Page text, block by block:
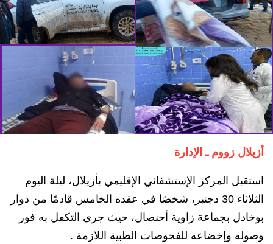
أزيلال زووم ـ الإدارة
استقبل المركز الإستشفائي الإقليمي بأزيلال، ليلة اليوم
الثلاثاء 30 دجنبر، شخصًا في عقده الخامس قادمًا من دوار
بوخادل بجماعة زاوية أحنصال، حيث جرى التكفل به فور
وصوله وإخضاعه للفحوصات الطبية اللازمة .